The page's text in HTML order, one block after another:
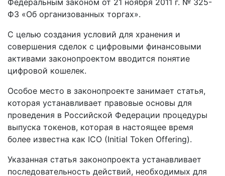
Федеральным законом от 21 ноября 2011 г. № 325-
ФЗ «Об организованных торгах».
С целью создания условий для хранения и
совершения сделок с цифровыми финансовыми
активами законопроектом вводится понятие
цифровой кошелек.
Особое место в законопроекте занимает статья,
которая устанавливает правовые основы для
проведения в Российской Федерации процедуры
выпуска токенов, которая в настоящее время
более известна как ICO (Initial Token Offering).
Указанная статья законопроекта устанавливает
последовательность действий, необходимых для